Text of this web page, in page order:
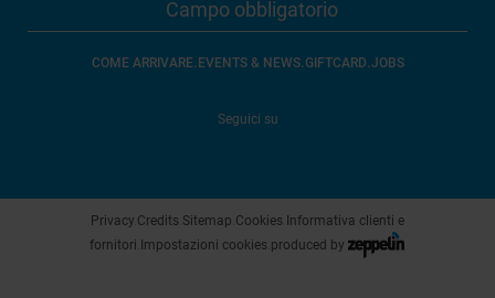
COME ARRIVARE. EVENTS & NEWS.GIFTCARD.JOBS
Seguici su
Privacy. Credits Sitemap Cookies Informativa clienti e
fornitori Impostazioni cookies produced by